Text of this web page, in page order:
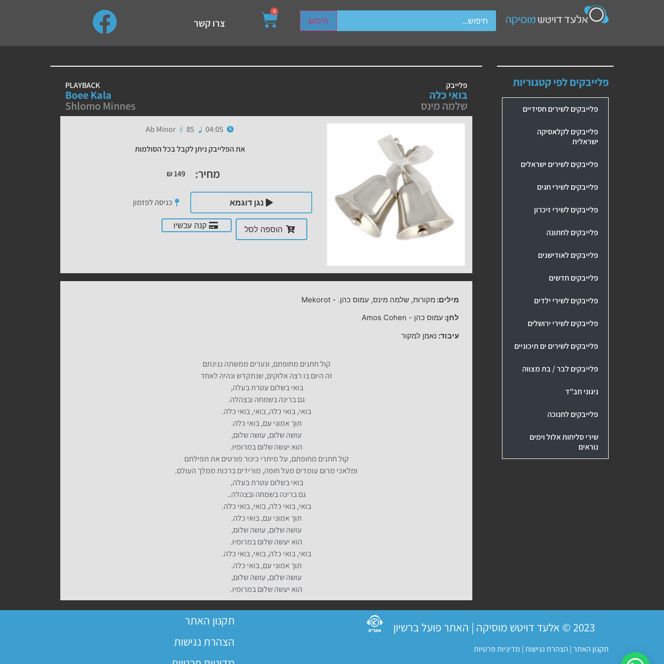
חיפוש
up and down arrows to review and enter to go to the desired page. Touch device users, explore by touch or with swipe gestures.
0
צרו קשר
פלייבקים לפי קטגוריות
פלייבקים לשירים חסידיים
פלייבקים לקלאסיקה
ישראלית
פלייבקים לשירים ישראלים
פלייבקים לשירי חגים
פלייבקים לשירי זיכרון
פלייבקים לחתונה
פלייבקים לאודישנים
פלייבקים חדשים
פלייבקים לשירי ילדים
פלייבקים לשירי ירושלים
פלייבקים לשירים ים תיכוניים
פלייבקים לבר / בת מצווה
ניגוני חב"ד
פלייבקים לחנוכה
שירי סליחות אלול וימים
נוראים
פלייבק
בואי כלה
שלמה מינס
PLAYBACK
Boee Kala
Shlomo Minnes
04:05
85
Ab Minor
את הפלייבק ניתן לקבל בכל הסולמות
מחיר: ₪149
נגן דוגמא כניסה לפזמון
הוספה לסל קנה עכשיו
מילים: מקורות, שלמה מינס, עמוס כהן. -
Mekorot
לחן: עמוס כהן -
Amos Cohen
עיבוד: נאמן למקור
קול חתנים מחופתם, ונערים ממשתה נגינתם
זה היום בו רצה אלוקים, שנתקדש ונהיה לאחד
בואי בשלום עטרת בעלה,
גם ברינה בשמחה ובצהלה.
בואי, בואי כלה, בואי, בואי כלה.
תוך אמוני עם, בואי כלה.
עושה שלום, עושה שלום,
הוא יעשה שלום במרומיו.
קול חתנים מחופתם, על מיתרי כינור פורטים את תפילתם
ומלאכי מרום עומדים מעל חופה, מורידים ברכות ממלך העולם.
בואי בשלום עטרת בעלה,
גם ברינה בשמחה ובצהלה..
בואי, בואי כלה, בואי, בואי כלה.
תוך אמוני עם, בואי כלה.
עושה שלום, עושה שלום,
הוא יעשה שלום במרומיו.
בואי, בואי כלה, בואי, בואי כלה.
תוך אמוני עם, בואי כלה.
עושה שלום, עושה שלום,
הוא יעשה שלום במרומיו.
2023 © אלעד דויטש מוסיקה | האתר פועל ברשיון
תקנון האתר| הצהרת נגישות| מדיניות פרטיות
תקנון האתר
הצהרת נגישות